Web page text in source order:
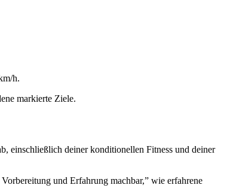
h.
markierte Ziele.
einschließlich deiner konditionellen Fitness und deiner
und Erfahrung machbar,” wie erfahrene